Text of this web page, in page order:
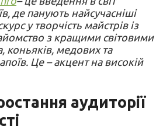
де панують найсучасніші
у творчість майстрів із
з кращими світовими
коньяків, медових та
Це – акцент на високій
аудиторії